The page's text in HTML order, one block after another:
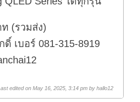
(รวมส่ง)
เบอร์ 081-315-8919
edited on May 16, 2025, 3:14 pm by hallo12